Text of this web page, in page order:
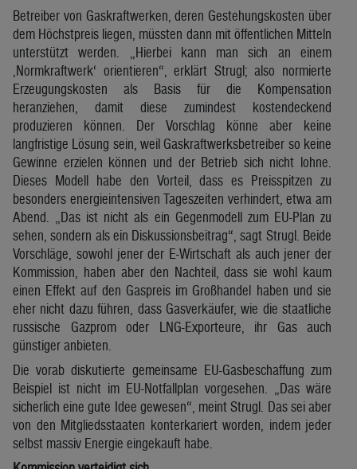
Betreiber von Gaskraftwerken, deren Gestehungskosten über
dem Höchstpreis liegen, müssten dann mit öffentlichen Mitteln
unterstützt werden. „Hierbei kann man sich an einem
‚Normkraftwerk‘ orientieren“, erklärt Strugl; also normierte
Erzeugungskosten als Basis für die Kompensation
heranziehen, damit diese zumindest kostendeckend
produzieren können. Der Vorschlag könne aber keine
langfristige Lösung sein, weil Gaskraftwerksbetreiber so keine
Gewinne erzielen können und der Betrieb sich nicht lohne.
Dieses Modell habe den Vorteil, dass es Preisspitzen zu
besonders energieintensiven Tageszeiten verhindert, etwa am
Abend. „Das ist nicht als ein Gegenmodell zum EU-Plan zu
sehen, sondern als ein Diskussionsbeitrag“, sagt Strugl. Beide
Vorschläge, sowohl jener der E-Wirtschaft als auch jener der
Kommission, haben aber den Nachteil, dass sie wohl kaum
einen Effekt auf den Gaspreis im Großhandel haben und sie
eher nicht dazu führen, dass Gasverkäufer, wie die staatliche
russische Gazprom oder LNG-Exporteure, ihr Gas auch
günstiger anbieten.
Die vorab diskutierte gemeinsame EU-Gasbeschaffung zum
Beispiel ist nicht im EU-Notfallplan vorgesehen. „Das wäre
sicherlich eine gute Idee gewesen“, meint Strugl. Das sei aber
von den Mitgliedsstaaten konterkariert worden, indem jeder
selbst massiv Energie eingekauft habe.